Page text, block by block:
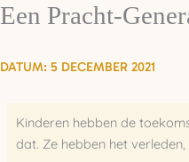
Een Pracht-
5 DECEMBER 2021
Kinderen hebben de
dat. Ze hebben het verleden,